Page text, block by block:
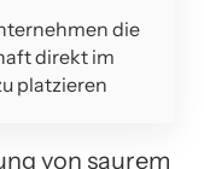
die
direkt im
platzieren
von saurem